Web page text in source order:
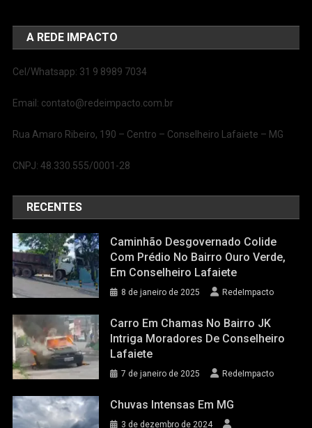
A REDE IMPACTO
Cel/Whatsapp: 31 9 8989 7034
Email: contato@redeimpacto.com.br
Rua Amaro Ribeiro, 190 – Centro – Conselheiro Lafaiete – MG
CNPJ: 48.330.555/0001-28
RECENTES
Caminhão Desgovernado Colide
Com Prédio No Bairro Ouro Verde,
Em Conselheiro Lafaiete
8 de janeiro de 2025 RedeImpacto
Carro Em Chamas No Bairro JK
Intriga Moradores De Conselheiro
Lafaiete
7 de janeiro de 2025 RedeImpacto
Chuvas Intensas Em MG
3 de dezembro de 2024